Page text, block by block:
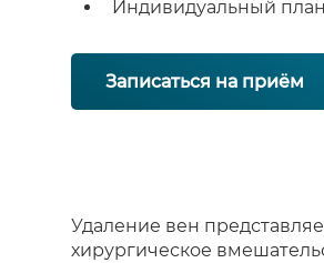
Индивидуальный
Записаться на приём
Удаление вен
хирургическое